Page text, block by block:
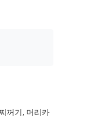
꺼기, 머리카